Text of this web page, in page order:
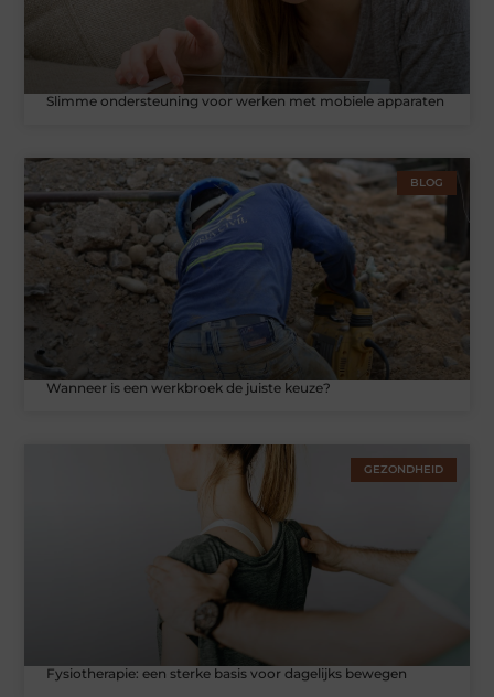
Slimme ondersteuning voor werken met mobiele apparaten
BLOG
Wanneer is een werkbroek de juiste keuze?
GEZONDHEID
Fysiotherapie: een sterke basis voor dagelijks bewegen